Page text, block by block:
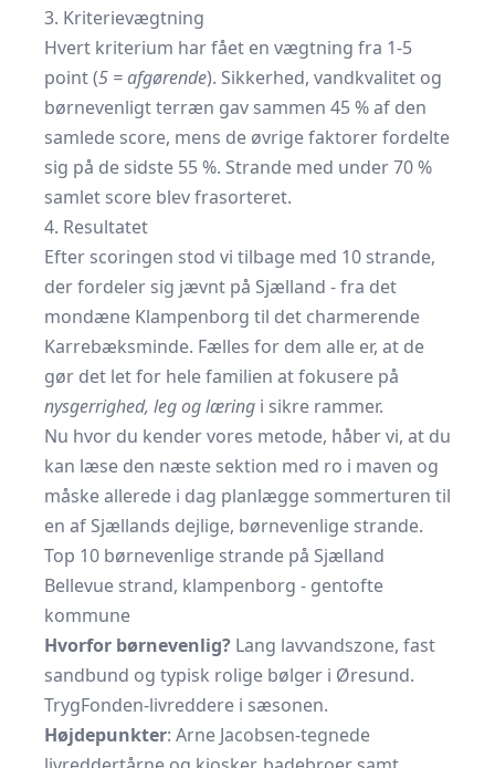
3. Kriterievægtning
Hvert kriterium har fået en vægtning fra 1-5
point (5 = afgørende). Sikkerhed, vandkvalitet og
børnevenligt terræn gav sammen 45 % af den
samlede score, mens de øvrige faktorer fordelte
sig på de sidste 55 %. Strande med under 70 %
samlet score blev frasorteret.
4. Resultatet
Efter scoringen stod vi tilbage med 10 strande,
der fordeler sig jævnt på Sjælland - fra det
mondæne Klampenborg til det charmerende
Karrebæksminde. Fælles for dem alle er, at de
gør det let for hele familien at fokusere på
nysgerrighed, leg og læring i sikre rammer.
Nu hvor du kender vores metode, håber vi, at du
kan læse den næste sektion med ro i maven og
måske allerede i dag planlægge sommerturen til
en af Sjællands dejlige, børnevenlige strande.
Top 10 børnevenlige strande på Sjælland
Bellevue strand, klampenborg - gentofte
kommune
Hvorfor børnevenlig? Lang lavvandszone, fast
sandbund og typisk rolige bølger i Øresund.
TrygFonden-livreddere i sæsonen.
Højdepunkter: Arne Jacobsen-tegnede